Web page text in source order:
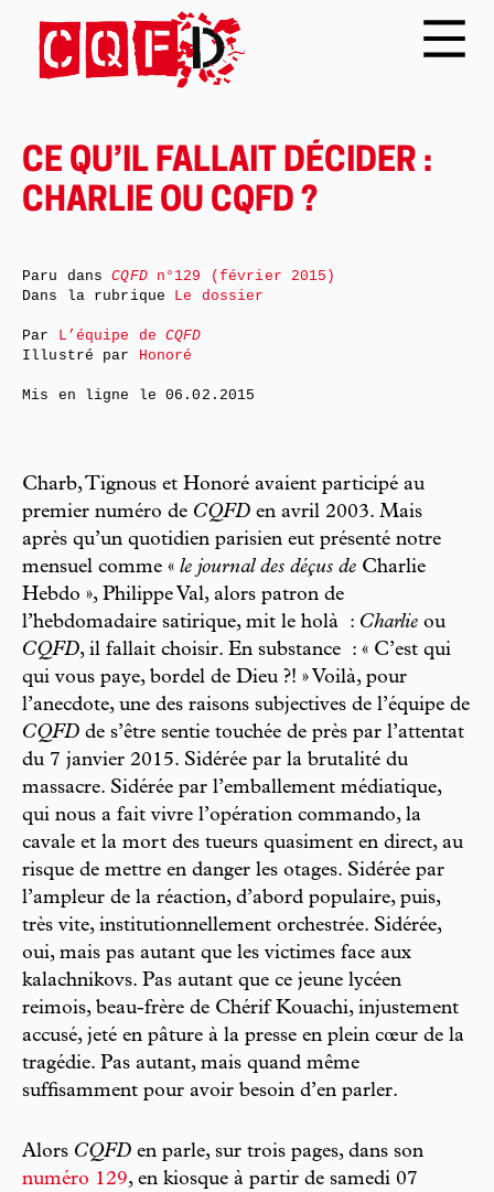
CE QU’IL FALLAIT DÉCIDER :
CHARLIE OU CQFD ?
Charb, Tignous et Honoré avaient participé au
premier numéro de CQFD en avril 2003. Mais
après qu’un quotidien parisien eut présenté notre
mensuel comme « le journal des déçus de Charlie
Hebdo », Philippe Val, alors patron de
l’hebdomadaire satirique, mit le holà : Charlie ou
CQFD, il fallait choisir. En substance : « C’est qui
qui vous paye, bordel de Dieu ?! » Voilà, pour
l’anecdote, une des raisons subjectives de l’équipe de
CQFD de s’être sentie touchée de près par l’attentat
du 7 janvier 2015. Sidérée par la brutalité du
massacre. Sidérée par l’emballement médiatique,
qui nous a fait vivre l’opération commando, la
cavale et la mort des tueurs quasiment en direct, au
risque de mettre en danger les otages. Sidérée par
l’ampleur de la réaction, d’abord populaire, puis,
très vite, institutionnellement orchestrée. Sidérée,
oui, mais pas autant que les victimes face aux
kalachnikovs. Pas autant que ce jeune lycéen
reimois, beau-frère de Chérif Kouachi, injustement
accusé, jeté en pâture à la presse en plein cœur de la
tragédie. Pas autant, mais quand même
suffisamment pour avoir besoin d’en parler.
Alors CQFD en parle, sur trois pages, dans son
numéro 129, en kiosque à partir de samedi 07
Paru dansCQFDn°129 (février 2015)
Dans la rubrique Le dossier
Par L’équipe deCQFD
Illustré par Honoré
Mis en ligne le06.02.2015